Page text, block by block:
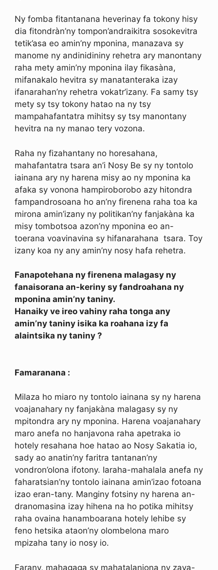
Ny fomba fitantanana heverinay fa tokony hisy
dia fitondràn’ny tompon’andraikitra sosokevitra
tetik’asa eo amin’ny mponina, manazava sy
manome ny andinidininy rehetra ary manontany
raha mety amin’ny mponina ilay fikasàna,
mifanakalo hevitra sy manatanteraka izay
ifanarahan’ny rehetra vokatr’izany. Fa samy tsy
mety sy tsy tokony hatao na ny tsy
mampahafantatra mihitsy sy tsy manontany
hevitra na ny manao tery vozona.
Raha ny fizahantany no horesahana,
mahafantatra tsara an’i Nosy Be sy ny tontolo
iainana ary ny harena misy ao ny mponina ka
afaka sy vonona hampiroborobo azy hitondra
fampandrosoana ho an’ny firenena raha toa ka
mirona amin’izany ny politikan’ny fanjakàna ka
misy tombotsoa azon’ny mponina eo an-
toerana voavinavina sy hifanarahana tsara. Toy
izany koa ny any amin’ny nosy hafa rehetra.
Fanapotehana ny firenena malagasy ny
fanaisorana an-keriny sy fandroahana ny
mponina amin’ny taniny.
Hanaiky ve ireo vahiny raha tonga any
amin’ny taniny isika ka roahana izy fa
alaintsika ny taniny ?
Famaranana :
Milaza ho miaro ny tontolo iainana sy ny harena
voajanahary ny fanjakàna malagasy sy ny
mpitondra ary ny mponina. Harena voajanahary
maro anefa no hanjavona raha apetraka io
hotely resahana hoe hatao ao Nosy Sakatia io,
sady ao anatin’ny faritra tantanan’ny
vondron’olona ifotony. Iaraha-mahalala anefa ny
faharatsian’ny tontolo iainana amin’izao fotoana
izao eran-tany. Manginy fotsiny ny harena an-
dranomasina izay hihena na ho potika mihitsy
raha ovaina hanamboarana hotely lehibe sy
feno hetsika ataon’ny olombelona maro
mpizaha tany io nosy io.
Farany, mahagaga sy mahatalanjona ny zava-